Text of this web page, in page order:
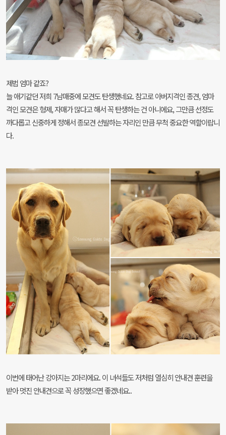
제법 엄마 같죠?
늘 애기같던 저희 7남매중에 모견도 탄생했네요. 참고로 아버지격인 종견, 엄마
격인 모견은 형제, 자매가 많다고 해서 꼭 탄생하는 건 아니에요, 그만큼 선정도
까다롭고 신중하게 정해서 종모견 선발하는 자리인 만큼 무척 중요한 역할이랍니
다.
이번에 태어난 강아지는 2마리에요. 이 녀석들도 저처럼 열심히 안내견 훈련을
받아 멋진 안내견으로 꼭 성장했으면 좋겠네요..